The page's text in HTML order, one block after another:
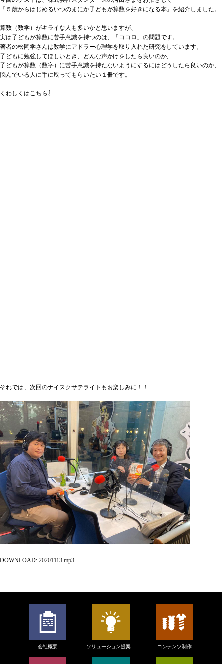
『５歳からはじめるいつのまにか子どもが算数を好きになる本』を紹介しました。
算数（数学）がキライな人も多いかと思いますが、
実は子どもが算数に苦手意識を持つのは、「ココロ」の問題です。
著者の松岡学さんは数学にアドラー心理学を取り入れた研究をしています。
子どもに勉強してほしいとき、どんな声かけをしたら良いのか、
子どもが算数（数字）に苦手意識を持たないようにするにはどうしたら良いのか、
悩んでいる人に手に取ってもらいたい１冊です。
くわしくはこちら⇩
それでは、次回のナイスクサテライトもお楽しみに！！
DOWNLOAD: 20201113.mp3
会社概要 ソリューション提案 コンテンツ制作